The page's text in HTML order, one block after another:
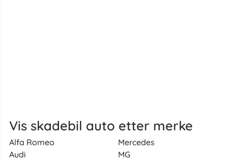
Vis skadebil auto etter merke
Alfa Romeo
Audi
Mercedes
MG